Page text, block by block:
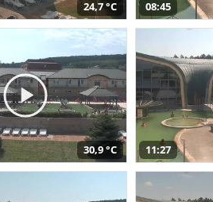
24,7 °C 08:45
30,9 °C 11:27